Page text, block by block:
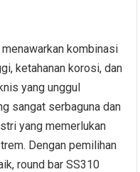
kombinasi
ketahanan korosi, dan
yang unggul
sangat serbaguna dan
yang memerlukan
Dengan pemilihan
round bar SS310